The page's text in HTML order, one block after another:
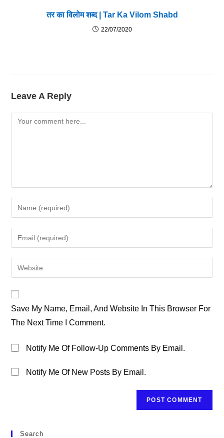
तर का विलोम शब्द | Tar Ka Vilom Shabd
22/07/2020
Leave A Reply
Comment
Your
Name
Or
To
Comment
Your
Email
Address
Your
URL
(optional)
Save My Name, Email, And Website In This Browser For
The Next Time I Comment.
Notify Me Of Follow-Up Comments By Email.
Notify Me Of New Posts By Email.
Search